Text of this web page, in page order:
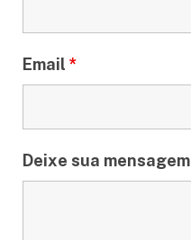
Email *
Deixe sua mensagem